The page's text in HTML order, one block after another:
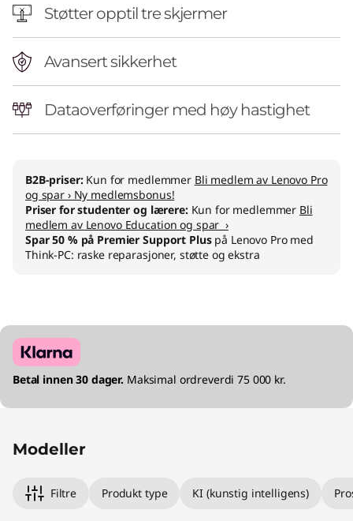
Støtter opptil tre skjermer
Avansert sikkerhet
Dataoverføringer med høy hastighet
B2B-priser: Kun for medlemmer Bli medlem av Lenovo Pro
og spar › Ny medlemsbonus!
Priser for studenter og lærere: Kun for medlemmer Bli
medlem av Lenovo Education og spar ›
Spar 50 % på Premier Support Pluspå Lenovo Pro med
Think-PC: raske reparasjoner, støtte og ekstra
Betal innen 30 dager. Maksimal ordreverdi 75 000 kr.
Modeller
Filtre Produkt type KI (kunstig intelligens)